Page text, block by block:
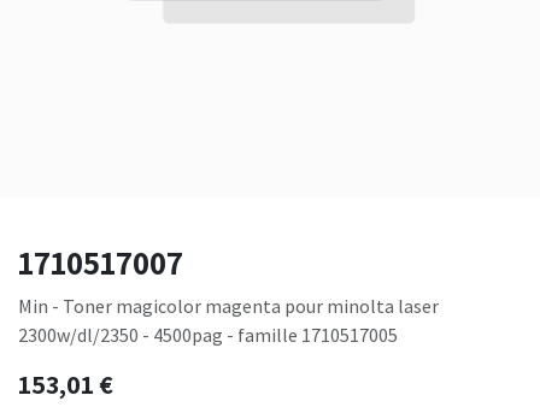
1710517007
Min - Toner magicolor magenta pour minolta laser
2300w/dl/2350 - 4500pag - famille 1710517005
153,01€